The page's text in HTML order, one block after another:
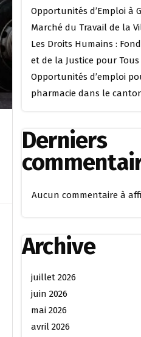
Opportunités d’Emploi à
Marché du Travail de la
Les Droits Humains :
et de la Justice pour Tous
Opportunités d’emploi
pharmacie dans le
Derniers
Aucun commentaire à
Archive
juillet 2026
juin 2026
mai 2026
avril 2026